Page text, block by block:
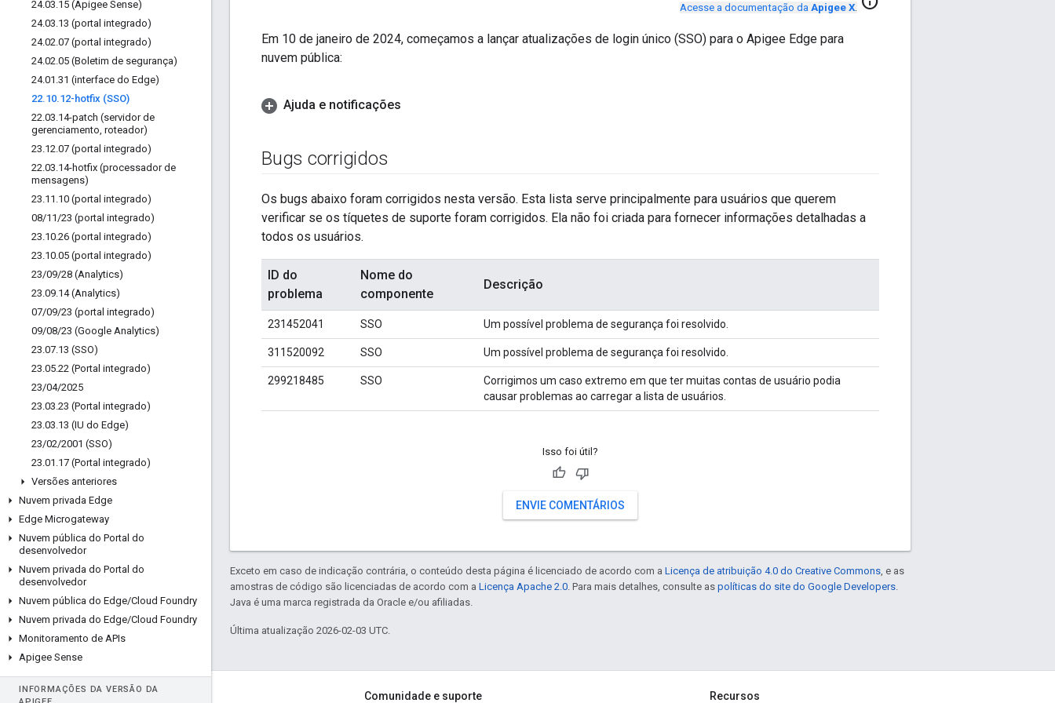
24.03.15 (Apigee Sense)
24.03.13 (portal integrado)
24.02.07 (portal integrado)
24.02.05 (Boletim de segurança)
24.01 .31 (interface do Edge)
22.10.12-hotfix (SSO)
22.03.14-patch (servidor de
gerenciamento, roteador)
23.12.07 (portal integrado)
22.03.14-hotfix (processador de
mensagens)
23.11 .10 (portal integrado)
08/11/23 (portal integrado)
23.10.26 (portal integrado)
23.10.05 (portal integrado)
23/09/28 (Analytics)
23.09.14 (Analytics)
07/09/23 (portal integrado)
09/08/23 (Google Analytics)
23.07.13 (SSO)
23.05.22 (Portal integrado)
23/04/2025
23.03.23 (Portal integrado)
23.03.13 (IU do Edge)
23/02/2001 (SSO)
23.01 .17 (Portal integrado)
Versões anteriores
Nuvem privada Edge
Edge Microgateway
Nuvem pública do Portal do
desenvolvedor
Nuvem privada do Portal do
desenvolvedor
Nuvem pública do Edge/Cloud Foundry
Nuvem privada do Edge/Cloud Foundry
Monitoramento de APIs
Apigee Sense
INFORMAÇÕES DA VERSÃO DA
Acesse a documentação da Apigee X.
Em 10 de janeiro de 2024, começamos a lançar atualizações de login único (SSO) para o Apigee Edge para
nuvem pública:
Ajuda e notificações
Bugs corrigidos
Os bugs abaixo foram corrigidos nesta versão. Esta lista serve principalmente para usuários que querem
verificar se os tíquetes de suporte foram corrigidos. Ela não foi criada para fornecer informações detalhadas a
todos os usuários.
ID do
problema
Nome do
componente
Descrição
231452041 SSO Um possível problema de segurança foi resolvido.
311520092 SSO Um possível problema de segurança foi resolvido.
299218485 SSO
Corrigimos um caso extremo em que ter muitas contas de usuário podia
causar problemas ao carregar a lista de usuários.
Isso foi útil?
ENVIE COMENTÁRIOS
Exceto em caso de indicação contrária, o conteúdo desta página é licenciado de acordo com a Licença de atribuição 4.0 do Creative Commons, e as
amostras de código são licenciadas de acordo com a Licença Apache 2.0. Para mais detalhes, consulte as políticas do site do Google Developers.
Java é uma marca registrada da Oracle e/ou afiliadas.
Última atualização 2026-02-03 UTC.
Sobre a Apigee Comunidade e suporte Recursos